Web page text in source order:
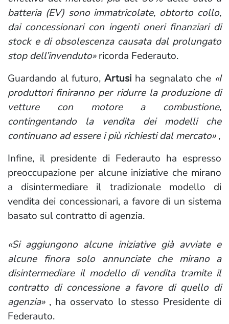
batteria (EV) sono immatricolate, obtorto collo,
dai concessionari con ingenti oneri finanziari di
stock e di obsolescenza causata dal prolungato
stop dell’invenduto»ricorda Federauto.
Guardando al futuro,Artusi ha segnalato che «I
produttori finiranno per ridurre la produzione di
vetture con motore a combustione,
contingentando la vendita dei modelli che
continuano ad essere i più richiesti dal mercato»,
Infine, il presidente di Federauto ha espresso
preoccupazione per alcune iniziative che mirano
a disintermediare il tradizionale modello di
vendita dei concessionari, a favore di un sistema
basato sul contratto di agenzia.
«Si aggiungono alcune iniziative già avviate e
alcune finora solo annunciate che mirano a
disintermediare il modello di vendita tramite il
contratto di concessione a favore di quello di
agenzia», ha osservato lo stesso Presidente di
Federauto.